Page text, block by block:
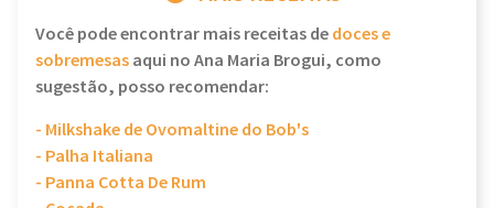
Você pode encontrar mais receitas dedoces e
sobremesasaqui no Ana Maria Brogui, como
sugestão, posso recomendar:
- Milkshake de Ovomaltine do Bob's
- Palha Italiana
- Panna Cotta De Rum